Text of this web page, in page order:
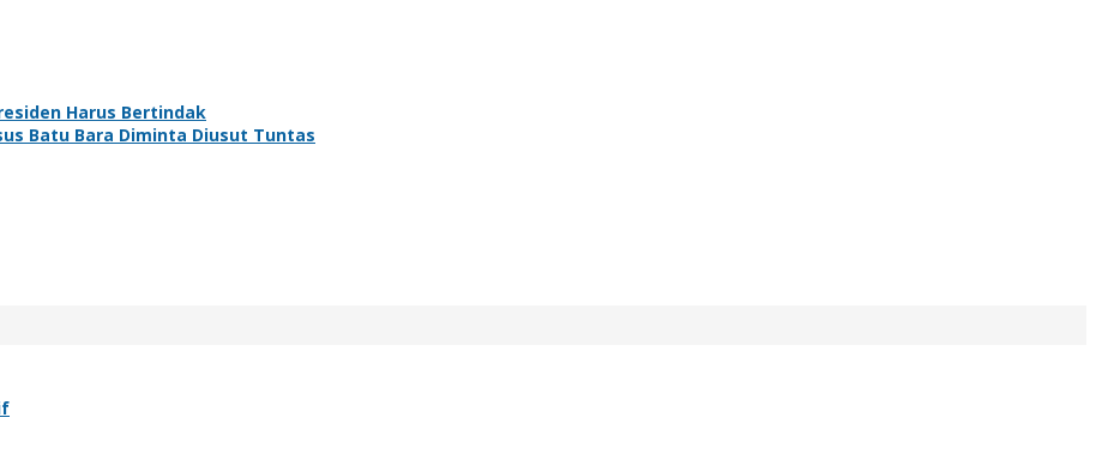
Harus Bertindak
Batu Bara Diminta Diusut Tuntas